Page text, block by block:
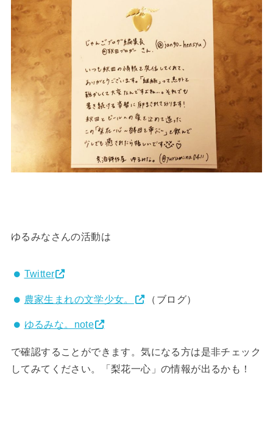
ゆるみなさんの活動は
Twitter
農家生まれの文学少女。 （ブログ）
ゆるみな。note
で確認することができます。気になる方は是非チェック
してみてください。「梨花一心」の情報が出るかも！